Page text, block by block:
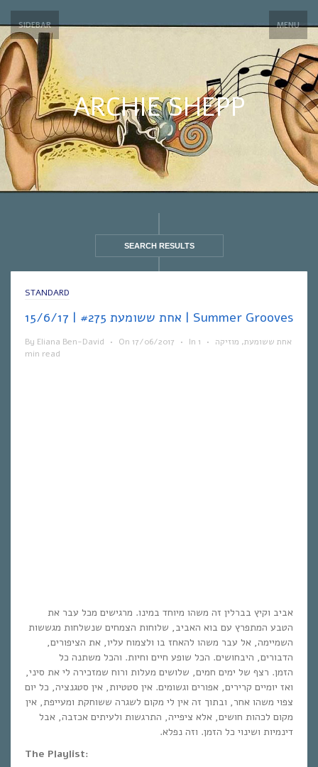
SIDEBAR MENU
ARCHIE SHEPP
SEARCH RESULTS
STANDARD
אחת ששומעת #275 | 15/6/17 | Summer Grooves
By Eliana Ben-David • On 17/06/2017 • In אחת ששומעת, מוזיקה •
1
min read
אביב וקיץ בברלין זה משהו מיוחד במינו. מרגישים מכל עבר את
הטבע המתפרץ עם בוא האביב, שלוחות הצמחים שנשלחות מגששות
השמיימה, אל עבר משהו להאחז בו ולצמוח עליו, את הציפורים,
הדבורים, היבחושים. הכל שופע חיים וחיות. והכל משתנה כל
הזמן. רצף של ימים חמים, שלושים מעלות ורוח שמזכירה לי את סיני,
ואז יומיים קרירים, אפורים וגשומים. אין סטטיות, אין סטגנציה, כל יום
צפוי משהו אחר, ובתוך זה אין לי מקום לשגרה ששוחקת ומעייפת, אין
מקום לכהות חושים, אלא ציפייה, התרגשות ולעיתים אכזבה, אבל
דינמיות ושינוי כל הזמן. וזה נפלא.
The Playlist: